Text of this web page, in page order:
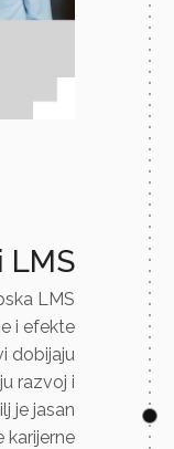
LMS
LMS
i efekte
dobijaju
razvoj i
je jasan
karijerne